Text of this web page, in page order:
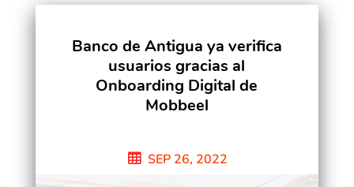
Banco de Antigua ya verifica
usuarios gracias al
Onboarding Digital de
Mobbeel
SEP 26, 2022